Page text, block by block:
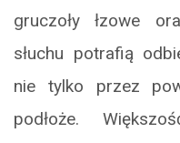
gruczoły łzowe
słuchu potrafią
nie tylko przez
podłoże.